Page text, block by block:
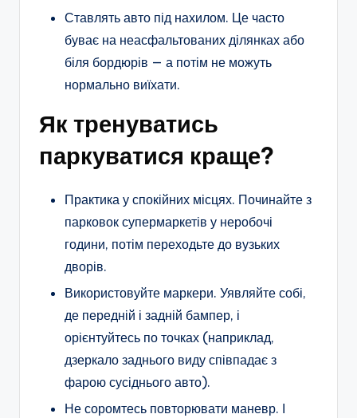
Ставлять авто під нахилом. Це часто
буває на неасфальтованих ділянках або
біля бордюрів — а потім не можуть
нормально виїхати.
Як тренуватись
паркуватися краще?
Практика у спокійних місцях. Починайте з
парковок супермаркетів у неробочі
години, потім переходьте до вузьких
дворів.
Використовуйте маркери. Уявляйте собі,
де передній і задній бампер, і
орієнтуйтесь по точках (наприклад,
дзеркало заднього виду співпадає з
фарою сусіднього авто).
Не соромтесь повторювати маневр. І